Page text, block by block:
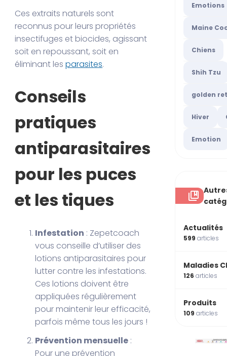
Ces extraits naturels sont
reconnus pour leurs propriétés
insectifuges et biocides, agissant
soit en repoussant, soit en
éliminant lesparasites.
Conseils
pratiques
antiparasitaires
pour les puces
et les tiques
Infestation : Zepetcoach
vous conseille d’utiliser des
lotions antiparasitaires pour
lutter contre les infestations.
Ces lotions doivent être
appliquées régulièrement
pour maintenir leur efficacité,
parfois même tous les jours !
Prévention mensuelle :
Pour une prévention
Emotions
Maine
Chiens
Shih Tzu
golden
Hiver
Emotion
Actualités
599articles
Maladies
126articles
Produits
109articles